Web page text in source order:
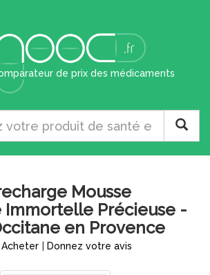
de prix des médicaments
Mousse
Précieuse -
en Provence
Acheter Donnez votre avis